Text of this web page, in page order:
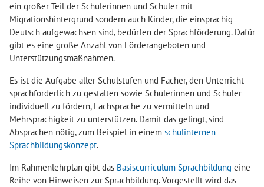
ein großer Teil der Schülerinnen und Schüler mit
Migrationshintergrund sondern auch Kinder, die einsprachig
Deutsch aufgewachsen sind, bedürfen der Sprachförderung. Dafür
gibt es eine große Anzahl von Förderangeboten und
Unterstützungsmaßnahmen.
Es ist die Aufgabe aller Schulstufen und Fächer, den Unterricht
sprachförderlich zu gestalten sowie Schülerinnen und Schüler
individuell zu fördern, Fachsprache zu vermitteln und
Mehrsprachigkeit zu unterstützen. Damit das gelingt, sind
Absprachen nötig, zum Beispiel in einem schulinternen
Sprachbildungskonzept.
Im Rahmenlehrplan gibt das Basiscurriculum Sprachbildung eine
Reihe von Hinweisen zur Sprachbildung. Vorgestellt wird das